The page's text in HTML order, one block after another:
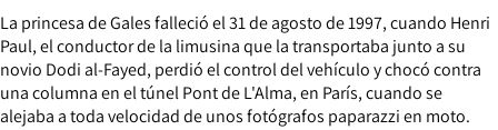
La princesa de Gales falleció el 31 de agosto de 1997, cuando Henri
Paul, el conductor de la limusina que la transportaba junto a su
novio Dodi al-Fayed, perdió el control del vehículo y chocó contra
una columna en el túnel Pont de L'Alma, en París, cuando se
alejaba a toda velocidad de unos fotógrafos paparazzi en moto.